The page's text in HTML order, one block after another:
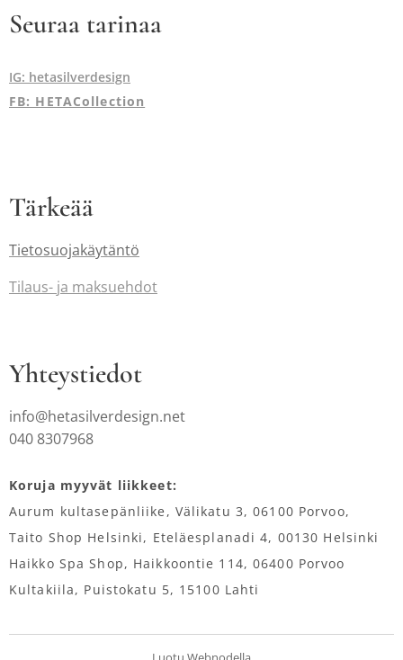
Seuraa tarinaa
IG: hetasilverdesign
FB: HETACollection
Tärkeää
Tietosuojakäytäntö
Tilaus- ja maksuehdot
Yhteystiedot
info@hetasilverdesign.net
040 8307968
Koruja myyvät liikkeet:
Aurum kultasepänliike, Välikatu 3, 06100 Porvoo,
Taito Shop Helsinki, Eteläesplanadi 4, 00130 Helsinki
Haikko Spa Shop, Haikkoontie 114, 06400 Porvoo
Kultakiila, Puistokatu 5, 15100 Lahti